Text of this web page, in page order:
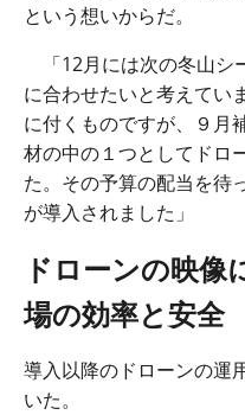
という想いからだ。
「12月には次の冬山シ
に合わせたいと考えてい
に付くものですが、９月
材の中の１つとしてドロ
た。その予算の配当を待
が導入されました」
ドローンの映
場の効率と安全
導入以降のドローンの運
いた。